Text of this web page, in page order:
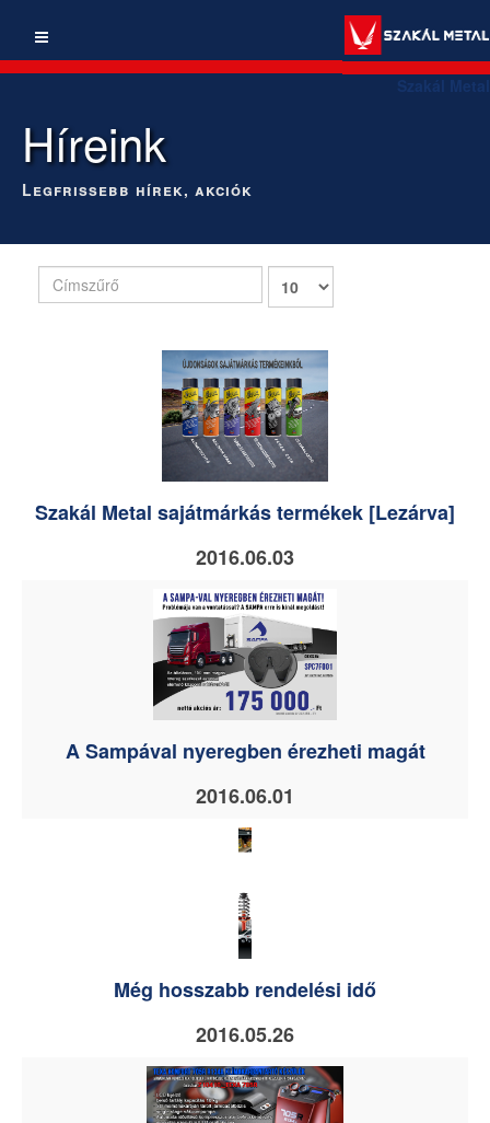
Szakál Metal
Híreink
Legfrissebb hírek, akciók
Címszűrő
Tételek
Szakál Metal sajátmárkás termékek [Lezárva]
2016.06.03
A Sampával nyeregben érezheti magát
2016.06.01
Még hosszabb rendelési idő
2016.05.26